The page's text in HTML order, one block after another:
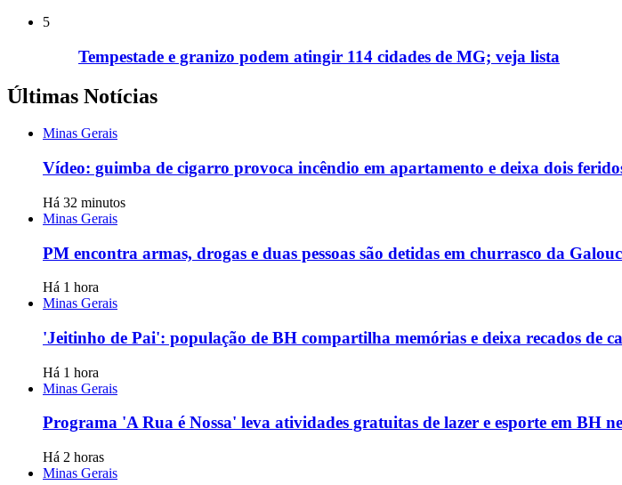
5
Tempestade e granizo podem atingir 114 cidades de MG; veja lista
Últimas Notícias
Minas Gerais
Vídeo: guimba de cigarro provoca incêndio em apartamento e deixa dois
Há 32 minutos
Minas Gerais
PM encontra armas, drogas e duas pessoas são detidas em churrasco da
Há 1 hora
Minas Gerais
'Jeitinho de Pai': população de BH compartilha memórias e deixa recados de
Há 1 hora
Minas Gerais
Programa 'A Rua é Nossa' leva atividades gratuitas de lazer e esporte em BH
Há 2 horas
Minas Gerais